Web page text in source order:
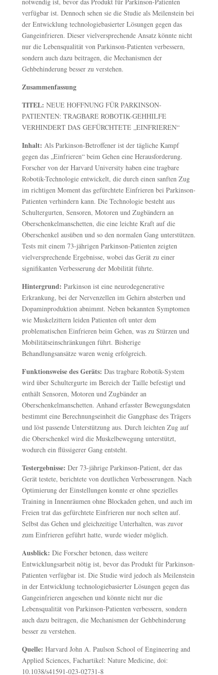
notwendig ist, bevor das Produkt für Parkinson-Patienten
verfügbar ist. Dennoch sehen sie die Studie als Meilenstein bei
der Entwicklung technologiebasierter Lösungen gegen das
Gangeinfrieren. Dieser vielversprechende Ansatz könnte nicht
nur die Lebensqualität von Parkinson-Patienten verbessern,
sondern auch dazu beitragen, die Mechanismen der
Gehbehinderung besser zu verstehen.
Zusammenfassung
TITEL: NEUE HOFFNUNG FÜR PARKINSON-
PATIENTEN: TRAGBARE ROBOTIK-GEHHILFE
VERHINDERT DAS GEFÜRCHTETE „EINFRIEREN“
Inhalt: Als Parkinson-Betroffener ist der tägliche Kampf
gegen das „Einfrieren“ beim Gehen eine Herausforderung.
Forscher von der Harvard University haben eine tragbare
Robotik-Technologie entwickelt, die durch einen sanften Zug
im richtigen Moment das gefürchtete Einfrieren bei Parkinson-
Patienten verhindern kann. Die Technologie besteht aus
Schultergurten, Sensoren, Motoren und Zugbändern an
Oberschenkelmanschetten, die eine leichte Kraft auf die
Oberschenkel ausüben und so den normalen Gang unterstützen.
Tests mit einem 73-jährigen Parkinson-Patienten zeigten
vielversprechende Ergebnisse, wobei das Gerät zu einer
signifikanten Verbesserung der Mobilität führte.
Hintergrund: Parkinson ist eine neurodegenerative
Erkrankung, bei der Nervenzellen im Gehirn absterben und
Dopaminproduktion abnimmt. Neben bekannten Symptomen
wie Muskelzittern leiden Patienten oft unter dem
problematischen Einfrieren beim Gehen, was zu Stürzen und
Mobilitätseinschränkungen führt. Bisherige
Behandlungsansätze waren wenig erfolgreich.
Funktionsweise des Geräts: Das tragbare Robotik-System
wird über Schultergurte im Bereich der Taille befestigt und
enthält Sensoren, Motoren und Zugbänder an
Oberschenkelmanschetten. Anhand erfasster Bewegungsdaten
bestimmt eine Berechnungseinheit die Gangphase des Trägers
und löst passende Unterstützung aus. Durch leichten Zug auf
die Oberschenkel wird die Muskelbewegung unterstützt,
wodurch ein flüssigerer Gang entsteht.
Testergebnisse: Der 73-jährige Parkinson-Patient, der das
Gerät testete, berichtete von deutlichen Verbesserungen. Nach
Optimierung der Einstellungen konnte er ohne spezielles
Training in Innenräumen ohne Blockaden gehen, und auch im
Freien trat das gefürchtete Einfrieren nur noch selten auf.
Selbst das Gehen und gleichzeitige Unterhalten, was zuvor
zum Einfrieren geführt hatte, wurde wieder möglich.
Ausblick: Die Forscher betonen, dass weitere
Entwicklungsarbeit nötig ist, bevor das Produkt für Parkinson-
Patienten verfügbar ist. Die Studie wird jedoch als Meilenstein
in der Entwicklung technologiebasierter Lösungen gegen das
Gangeinfrieren angesehen und könnte nicht nur die
Lebensqualität von Parkinson-Patienten verbessern, sondern
auch dazu beitragen, die Mechanismen der Gehbehinderung
besser zu verstehen.
Quelle: Harvard John A. Paulson School of Engineering and
Applied Sciences, Fachartikel: Nature Medicine, doi:
10.1038/s41591-023-02731-8